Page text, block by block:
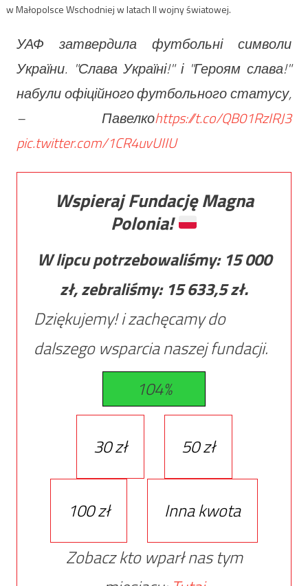
w Małopolsce Wschodniej w latach II wojny światowej.
УАФ затвердила футбольні символи
України. "Слава Україні!" і "Героям слава!"
набули офіційного футбольного статусу,
– Павелкоhttps://t.co/QB01RzIRJ3
pic.twitter.com/1CR4uvUIIU
Wspieraj Fundację Magna
Polonia!
W lipcu potrzebowaliśmy: 15 000
zł, zebraliśmy: 15 633,5zł.
Dziękujemy! i zachęcamy do
dalszego wsparcia naszej fundacji.
104%
30 zł 50 zł
100 zł
Inna kwota
Zobacz kto wparł nas tym